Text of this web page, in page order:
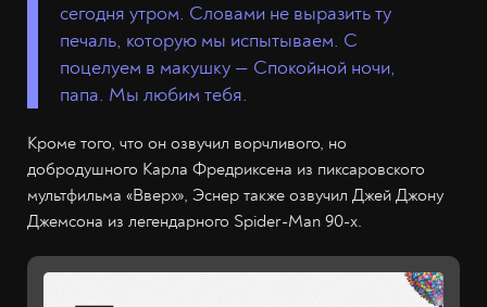
сегодня утром. Словами не выразить ту
печаль, которую мы испытываем. С
поцелуем в макушку — Спокойной ночи,
папа. Мы любим тебя.
Кроме того, что он озвучил ворчливого, но
добродушного Карла Фредриксена из пиксаровского
мультфильма «Вверх», Эснер также озвучил Джей Джону
Джемсона из легендарного Spider-Man 90-х.